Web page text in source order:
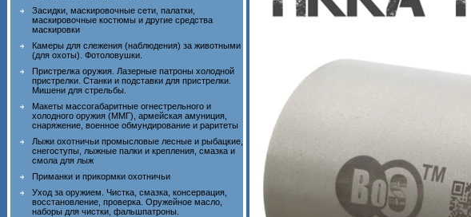
Засидки, маскировочные сети, палатки,
маскировочные костюмы и другие средства
маскировки
Камеры для слежения (наблюдения) за животными
(для охоты). Фотоловушки.
Пристрелка оружия. Лазерные патроны холодной
пристрелки. Станки и подставки для пристрелки.
Мишени для стрельбы.
Макеты массогабаритные огнестрельного и
холодного оружия (ММГ), армейская амуниция,
снаряжение, военное обмундирование и раритеты
Лыжи охотничьи промысловые лесные и рыбацкие,
снегоступы, лыжные палки и крепления, смазка и
смола для лыж
Приманки и прикормки охотничьи
Уход за оружием. Чистка, смазка, консервация,
восстановление, проверка. Оружейное масло,
наборы для чистки, фальшпатроны.